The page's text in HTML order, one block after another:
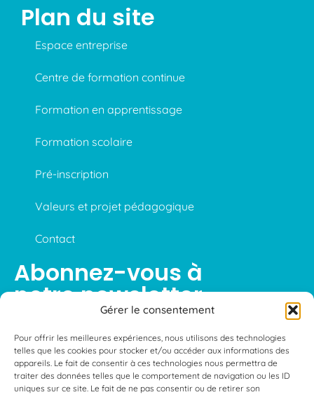
Gérer le consentement
Pour offrir les meilleures expériences, nous utilisons des technologies
telles que les cookies pour stocker et/ou accéder aux informations des
appareils. Le fait de consentir à ces technologies nous permettra de
traiter des données telles que le comportement de navigation ou les ID
uniques sur ce site. Le fait de ne pas consentir ou de retirer son
Plan du site
Espace entreprise
Centre de formation continue
Formation en apprentissage
Formation scolaire
Pré-inscription
Valeurs et projet pédagogique
Contact
Abonnez-vous à
notre newsletter
S'abonner